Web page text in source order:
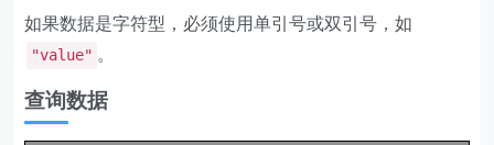
如果数据是字符型，必须使用单引号或双引号，如
"value" 。
查询数据